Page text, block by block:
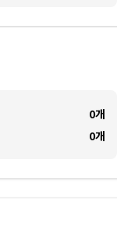
0개
0개